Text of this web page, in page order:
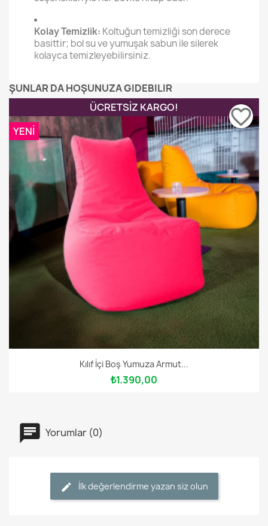
Kolay Temizlik: Koltuğun temizliği son derece
basittir; bol su ve yumuşak sabun ile silerek
kolayca temizleyebilirsiniz.
ŞUNLAR DA HOŞUNUZA GIDEBILIR
Kılıf İçi Boş Yumuza Armut...
₺1.390,00
ÜCRETSIZ KARGO!
YENI
favorite_border
Yorumlar (0)
İlk değerlendirme yazan siz olun